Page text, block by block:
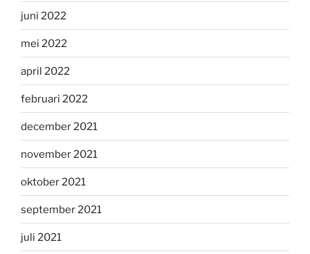
juni 2022
mei 2022
april 2022
februari 2022
december 2021
november 2021
oktober 2021
september 2021
juli 2021